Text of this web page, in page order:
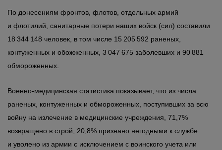
По донесениям фронтов, флотов, отдельных армий
и флотилий, санитарные потери наших войск (сил) составили
18 344 148 человек, в том числе 15 205 592 раненых,
контуженных и обожженных, 3 047 675 заболевших и 90 881
обмороженных.
Военно-медицинская статистика показывает, что из числа
раненых, контуженных и обмороженных, поступивших за всю
войну на излечение в медицинские учреждения, 71,7%
возвращено в строй, 20,8% признано негодными к службе
и уволено из армии с исключением с воинского учета или